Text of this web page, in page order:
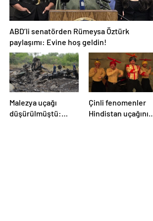
ABD’li senatörden Rümeysa Öztürk
paylaşımı: Evine hoş geldin!
Malezya uçağı
düşürülmüştü:
Çinli fenomenler
Hindistan uçağının